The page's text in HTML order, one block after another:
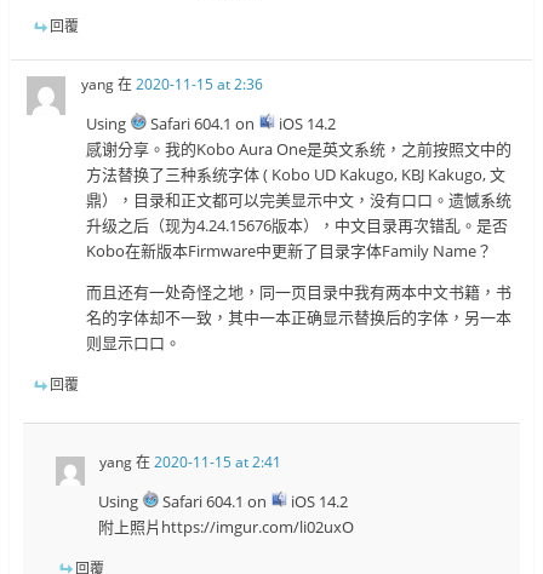
回覆
yang在2020-11-15 at 2:36
Using Safari 604.1 on
iOS 14.2
感谢分享。我的Kobo Aura One是英文系统，之前按照文中的
方法替换了三种系统字体 ( Kobo UD Kakugo, KBJ Kakugo, 文
鼎），目录和正文都可以完美显示中文，没有口口。遗憾系统
升级之后（现为4.24.15676版本），中文目录再次错乱。是否
Kobo在新版本Firmware中更新了目录字体Family Name？
而且还有一处奇怪之地，同一页目录中我有两本中文书籍，书
名的字体却不一致，其中一本正确显示替换后的字体，另一本
则显示口口。
回覆
yang在2020-11-15 at 2:41
Using Safari 604.1 on
iOS 14.2
附上照片https://imgur.com/li02uxO
回覆